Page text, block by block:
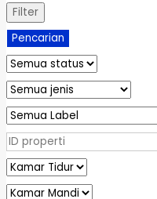
Filter
Pencarian